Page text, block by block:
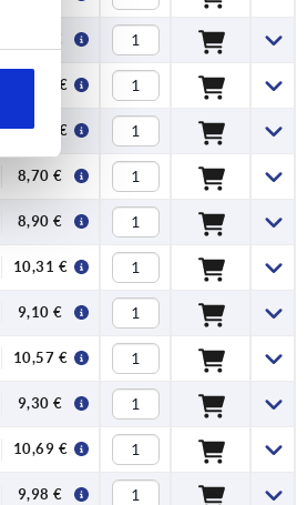
9,98 €
11,58 €
11,79 €
8,70 €
8,90 €
10,31 €
9,10 €
10,57 €
9,30 €
10,69 €
9,98 €